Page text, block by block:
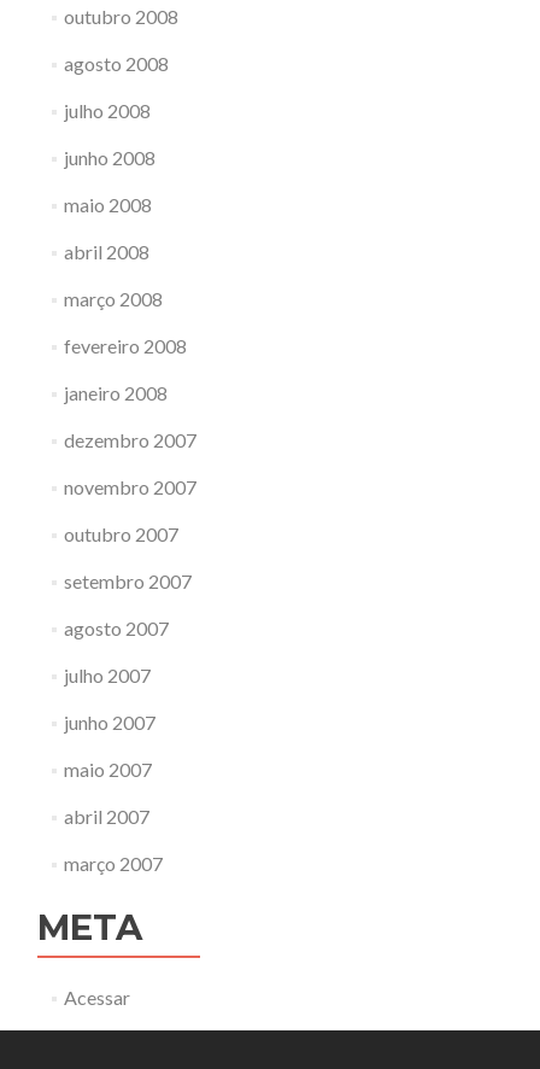
outubro 2008
agosto 2008
julho 2008
junho 2008
maio 2008
abril 2008
março 2008
fevereiro 2008
janeiro 2008
dezembro 2007
novembro 2007
outubro 2007
setembro 2007
agosto 2007
julho 2007
junho 2007
maio 2007
abril 2007
março 2007
META
Acessar